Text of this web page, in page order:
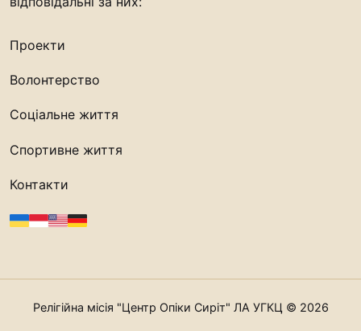
Проекти
Волонтерство
Соціальне життя
Спортивне життя
Контакти
Релігійна місія "Центр Опіки Сиріт" ЛА УГКЦ © 2026